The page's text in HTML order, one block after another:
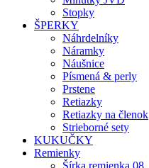
Stopky
ŠPERKY
Náhrdelníky
Náramky
Náušnice
Písmená & perly
Prstene
Retiazky
Retiazky na členok
Strieborné sety
KUKUČKY
Remienky
Šírka remienka 08